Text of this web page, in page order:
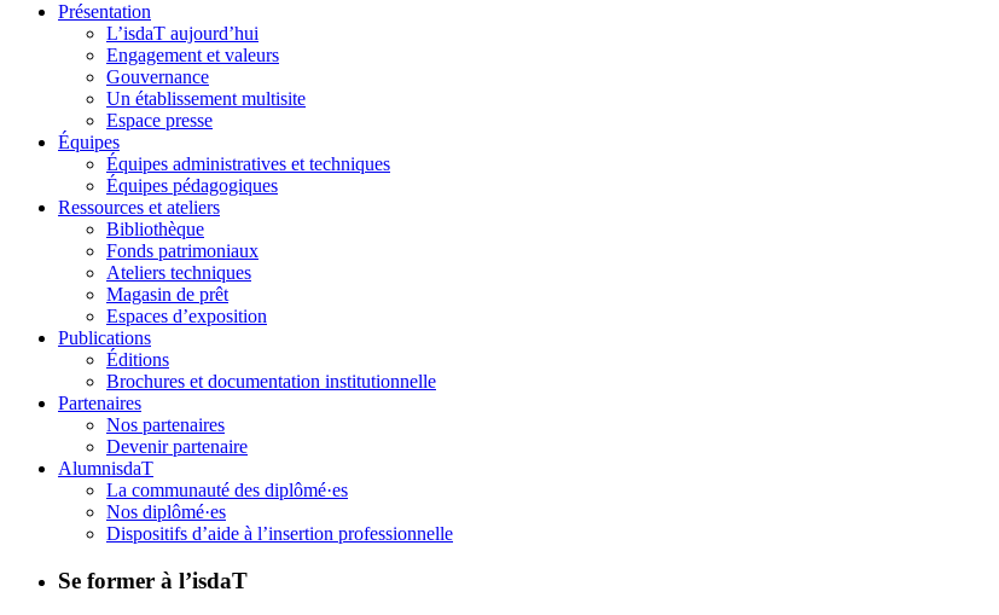
Présentation
L’isdaT aujourd’hui
Engagement et valeurs
Gouvernance
Un établissement multisite
Espace presse
Équipes
Équipes administratives et techniques
Équipes pédagogiques
Ressources et ateliers
Bibliothèque
Fonds patrimoniaux
Ateliers techniques
Magasin de prêt
Espaces d’exposition
Publications
Éditions
Brochures et documentation institutionnelle
Partenaires
Nos partenaires
Devenir partenaire
AlumnisdaT
La communauté des diplômé·es
Nos diplômé·es
Dispositifs d’aide à l’insertion professionnelle
Se former à l’isdaT